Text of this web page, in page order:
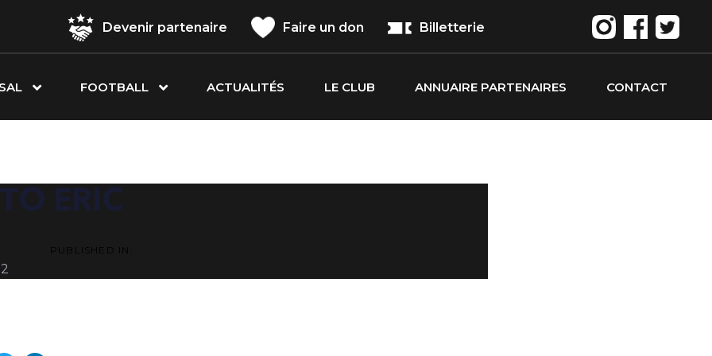
Devenir partenaire Faire un don Billetterie
FOOTBALL ACTUALITÉS LE CLUB ANNUAIRE PARTENAIRES CONTACT
ERIC
PUBLISHED IN: